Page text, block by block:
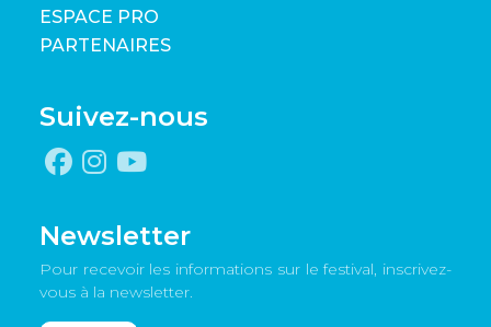
ESPACE PRO
PARTENAIRES
Suivez-nous
Newsletter
Pour recevoir les informations sur le festival, inscrivez-
vous à la newsletter.